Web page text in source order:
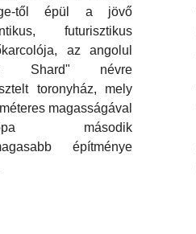
től épül a jövő
futurisztikus
az angolul
Shard" névre
toronyház, mely
magasságával
második
építménye